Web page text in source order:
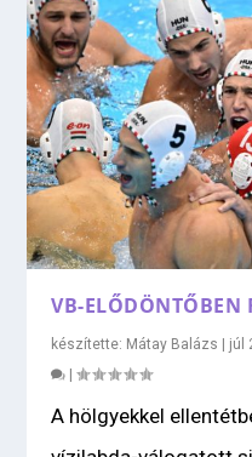
VB-ELŐDÖNTŐBEN
készítette: Mátay Balázs júl
|
A hölgyekkel